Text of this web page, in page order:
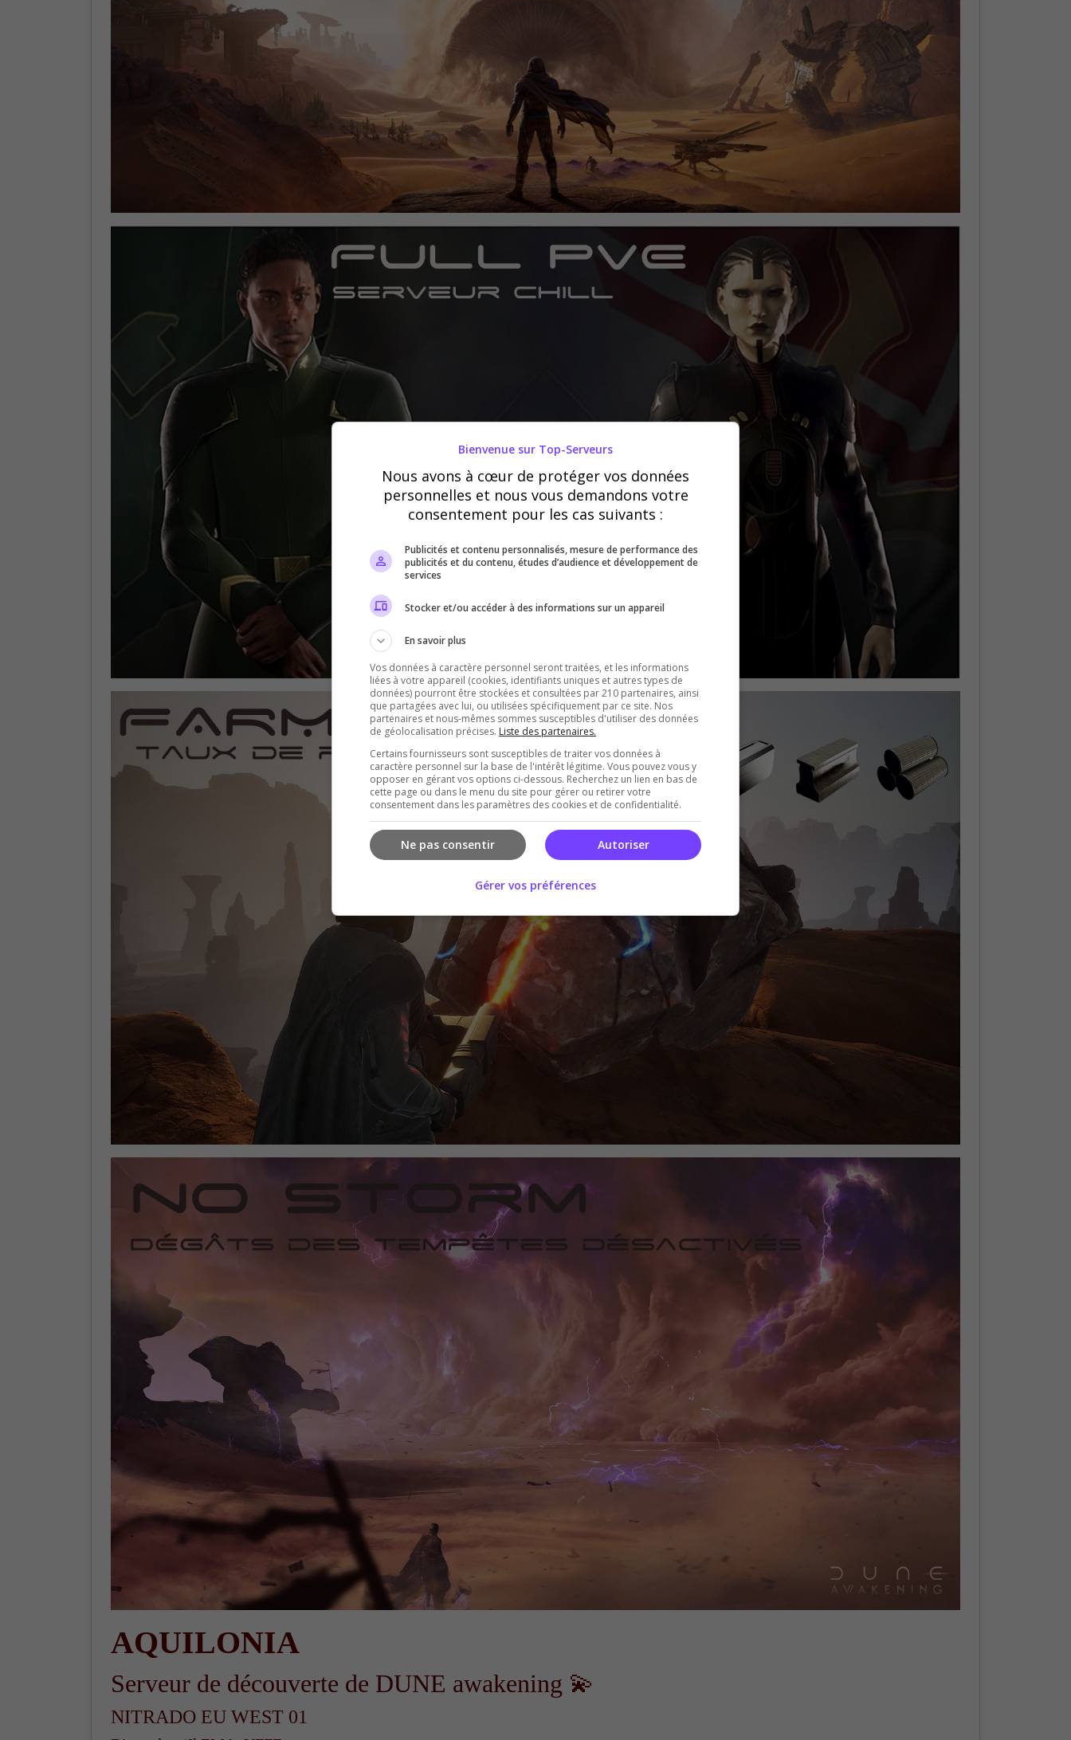
AQUILONIA
Serveur de découverte de DUNE awakening 💫
NITRADO EU WEST 01
Bienvenue sur Top-Serveurs
Nous avons à cœur de protéger vos données
personnelles et nous vous demandons votre
consentement pour les cas suivants :
Publicités et contenu personnalisés, mesure de performance des
publicités et du contenu, études d’audience et développement de
services
Stocker et/ou accéder à des informations sur un appareil
En savoir plus
Vos données à caractère personnel seront traitées, et les informations
liées à votre appareil (cookies, identifiants uniques et autres types de
données) pourront être stockées et consultées par 210 partenaires, ainsi
que partagées avec lui, ou utilisées spécifiquement par ce site. Nos
partenaires et nous-mêmes sommes susceptibles d'utiliser des données
de géolocalisation précises. Liste des partenaires.
Certains fournisseurs sont susceptibles de traiter vos données à
caractère personnel sur la base de l'intérêt légitime. Vous pouvez vous y
opposer en gérant vos options ci-dessous. Recherchez un lien en bas de
cette page ou dans le menu du site pour gérer ou retirer votre
consentement dans les paramètres des cookies et de confidentialité.
Autoriser
Ne pas consentir
Gérer vos préférences